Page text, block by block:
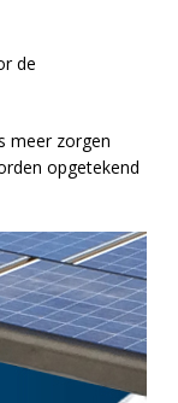
de
meer zorgen
opgetekend